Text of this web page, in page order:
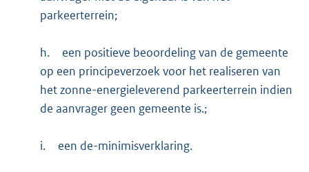
parkeerterrein;
h.
een positieve beoordeling van de gemeente
op een principeverzoek voor het realiseren van
het zonne-energieleverend parkeerterrein indien
de aanvrager geen gemeente is.;
i. een de-minimisverklaring.